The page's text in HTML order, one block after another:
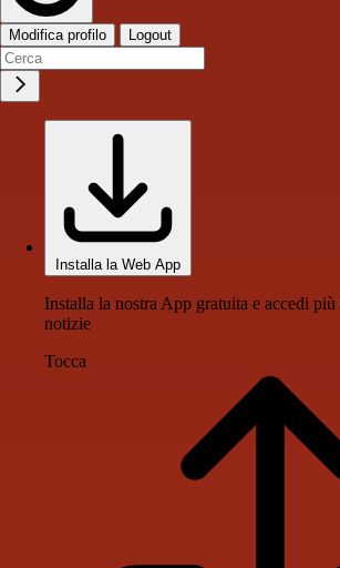
Modifica profilo Logout
Installa la Web App
Installa la nostra App gratuita e accedi
notizie
Tocca